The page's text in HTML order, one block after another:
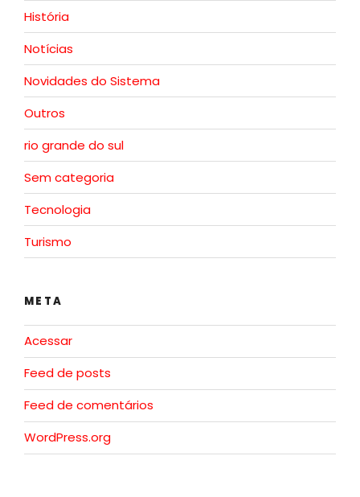
História
Notícias
Novidades do Sistema
Outros
rio grande do sul
Sem categoria
Tecnologia
Turismo
META
Acessar
Feed de posts
Feed de comentários
WordPress.org